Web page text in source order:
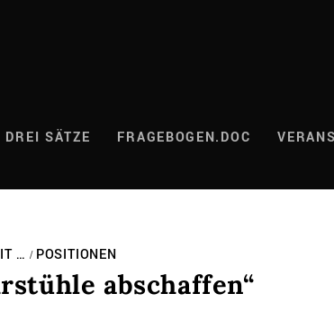
DREI SÄTZE FRAGEBOGEN.DOC
… / POSITIONEN
abschaffen“